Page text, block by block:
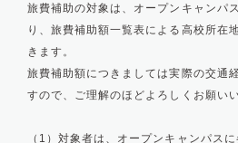
旅費補助の対象は、オープンキャンパ
り、旅費補助額一覧表による高校所在
きます。
旅費補助額につきましては実際の交通
すので、ご理解のほどよろしくお願い
（1）対象者は、オープンキャンパス